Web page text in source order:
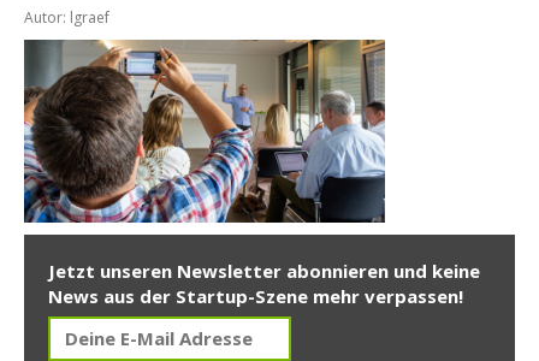
Autor: lgraef
Jetzt unseren Newsletter abonnieren und keine
News aus der Startup-Szene mehr verpassen!